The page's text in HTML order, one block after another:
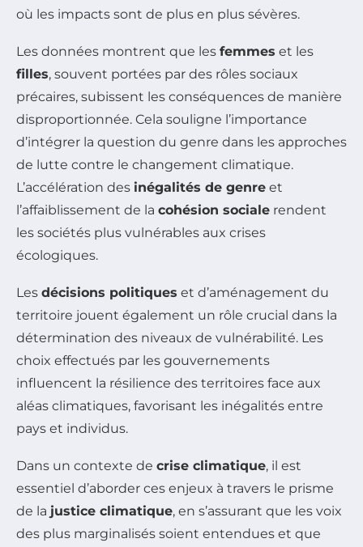
où les impacts sont de plus en plus sévères.
Les données montrent que les femmes et les
filles, souvent portées par des rôles sociaux
précaires, subissent les conséquences de manière
disproportionnée. Cela souligne l’importance
d’intégrer la question du genre dans les approches
de lutte contre le changement climatique.
L’accélération des inégalités de genre et
l’affaiblissement de la cohésion sociale rendent
les sociétés plus vulnérables aux crises
écologiques.
Les décisions politiques et d’aménagement du
territoire jouent également un rôle crucial dans la
détermination des niveaux de vulnérabilité. Les
choix effectués par les gouvernements
influencent la résilience des territoires face aux
aléas climatiques, favorisant les inégalités entre
pays et individus.
Dans un contexte de crise climatique, il est
essentiel d’aborder ces enjeux à travers le prisme
de la justice climatique, en s’assurant que les voix
des plus marginalisés soient entendues et que